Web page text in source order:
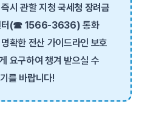
시 관할 지청국세청 장려금
터(☎ 1566-3636) 통화
확한 전산 가이드라인 보호
요구하여 챙겨 받으실 수
를 바랍니다!